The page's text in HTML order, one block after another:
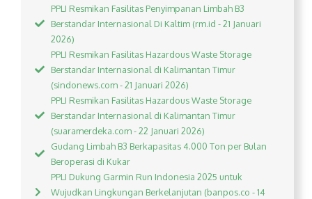
PPLI Resmikan Fasilitas Penyimpanan Limbah B3
Berstandar Internasional Di Kaltim (rm.id - 21 Januari
2026)
PPLI Resmikan Fasilitas Hazardous Waste Storage
Berstandar Internasional di Kalimantan Timur
(sindonews.com - 21 Januari 2026)
PPLI Resmikan Fasilitas Hazardous Waste Storage
Berstandar Internasional di Kalimantan Timur
(suaramerdeka.com - 22 Januari 2026)
Gudang Limbah B3 Berkapasitas 4.000 Ton per Bulan
Beroperasi di Kukar
PPLI Dukung Garmin Run Indonesia 2025 untuk
Wujudkan Lingkungan Berkelanjutan (banpos.co - 14